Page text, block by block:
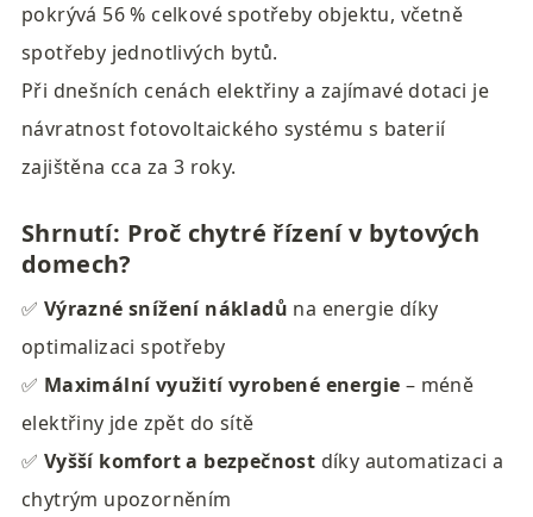
pokrývá 56 % celkové spotřeby objektu, včetně
spotřeby jednotlivých bytů.
Při dnešních cenách elektřiny a zajímavé dotaci je
návratnost fotovoltaického systému s baterií
zajištěna cca za 3 roky.
Shrnutí: Proč chytré řízení v bytových
domech?
✅ Výrazné snížení nákladů na energie díky
optimalizaci spotřeby
✅ Maximální využití vyrobené energie – méně
elektřiny jde zpět do sítě
✅ Vyšší komfort a bezpečnost díky automatizaci a
chytrým upozorněním